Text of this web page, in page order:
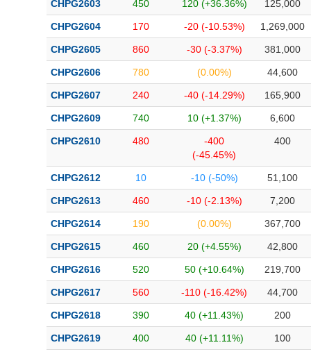
CHPG2603 450 120 (+36.36%) 125,000
CHPG2604 170 -20 (-10.53%) 1,269,000
CHPG2605 860 -30 (-3.37%) 381,000
CHPG2606 780 (0.00%) 44,600
CHPG2607 240 -40 (-14.29%) 165,900
CHPG2609 740 10 (+1.37%) 6,600
CHPG2610 480
-400
(-45.45%)
400
CHPG2612 10 -10 (-50%) 51,100
CHPG2613 460 -10 (-2.13%) 7,200
CHPG2614 190 (0.00%) 367,700
CHPG2615 460 20 (+4.55%) 42,800
CHPG2616 520 50 (+10.64%) 219,700
CHPG2617 560 -110 (-16.42%) 44,700
CHPG2618 390 40 (+11.43%) 200
CHPG2619 400 40 (+11.11%) 100
Bài viết của tác giả(-)
Báo cáo phân tích (-)
Thuật ngữ(-)
Dịch vụ(-)
Đào tạo
Sách tài chính
Công cụ đầu tư
Truyền thông tài chính
Dữ liệu tài chính